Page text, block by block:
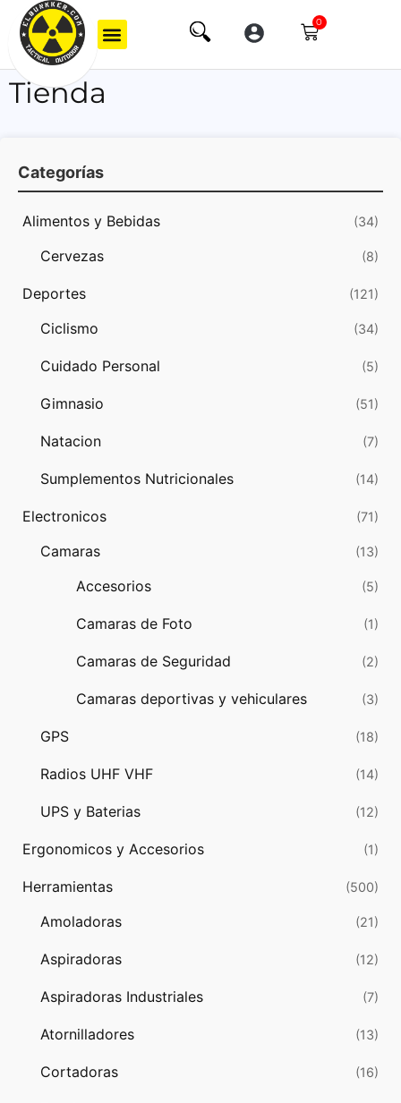
0
Tienda
Categorías
Alimentos y Bebidas (34)
Cervezas (8)
Deportes (121)
Ciclismo (34)
Cuidado Personal (5)
Gimnasio (51)
Natacion (7)
Sumplementos Nutricionales (14)
Electronicos (71)
Camaras (13)
Accesorios (5)
Camaras de Foto (1)
Camaras de Seguridad (2)
Camaras deportivas y vehiculares (3)
GPS (18)
Radios UHF VHF (14)
UPS y Baterias (12)
Ergonomicos y Accesorios (1)
Herramientas (500)
Amoladoras (21)
Aspiradoras (12)
Aspiradoras Industriales (7)
Atornilladores (13)
Cortadoras (16)